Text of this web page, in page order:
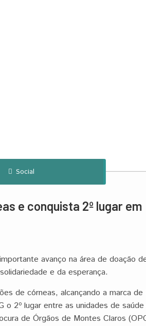
Social
e conquista 2º lugar em
avanço na área de doação
e da esperança.
de córneas, alcançando a marca de
o 2º lugar entre as unidades de
de Órgãos de Montes Claros